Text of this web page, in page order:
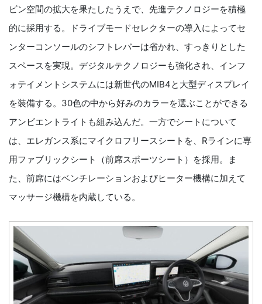
ビン空間の拡大を果たしたうえで、先進テクノロジーを積極
的に採用する。ドライブモードセレクターの導入によってセ
ンターコンソールのシフトレバーは省かれ、すっきりとした
スペースを実現。デジタルテクノロジーも強化され、インフ
ォテイメントシステムには新世代のMIB4と大型ディスプレイ
を装備する。30色の中から好みのカラーを選ぶことができる
アンビエントライトも組み込んだ。一方でシートについて
は、エレガンス系にマイクロフリースシートを、Rラインに専
用ファブリックシート（前席スポーツシート）を採用。ま
た、前席にはベンチレーションおよびヒーター機構に加えて
マッサージ機構を内蔵している。